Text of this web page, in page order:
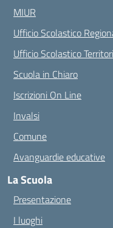
MIUR
Ufficio Scolastico
Ufficio Scolastico
Scuola in Chiaro
Iscrizioni On Line
Invalsi
Comune
Avanguardie educative
La Scuola
Presentazione
I luoghi